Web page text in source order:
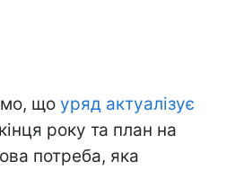
що уряд актуалізує
року та план на
потреба, яка